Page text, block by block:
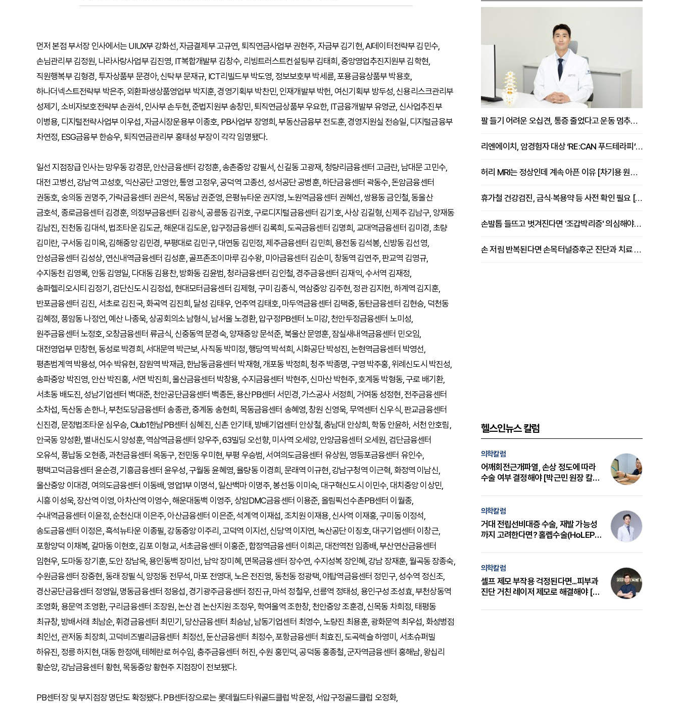
먼저 본점 부서장 인사에서는 UIUX부 강화선, 자금결제부 고규연, 퇴직연금사업부 권현주, 자금부 김기현, AI데이터전략부 김민수,
손님관리부 김정원, 나라사랑사업부 김진영, IT복합개발부 김창수, 리빙트러스트컨설팅부 김태희, 중앙영업추진지원부 김학현,
직원행복부 김형경, 투자상품부 문경아, 신탁부 문재규, ICT리빌드부 박도영, 정보보호부 박세륜, 포용금융상품부 박용호,
하나더넥스트전략부 박은주, 외환파생상품영업부 박지훈, 경영기획부 박찬민, 인재개발부 박헌, 여신기획부 방두성, 신용리스크관리부
성제기, 소비자보호전략부 손권석, 인사부 손두현, 준법지원부 송창민, 퇴직연금상품부 우요한, IT금융개발부 유영균, 신사업추진부
이병용, 디지털전략사업부 이우섭, 자금시장운용부 이종호, PB사업부 장영희, 부동산금융부 전도훈, 경영지원실 전승일, 디지털금융부
차연정, ESG금융부 한승우, 퇴직연금관리부 홍태성 부장이 각각 임명됐다.
일선 지점장급 인사는 망우동 강경문, 안산금융센터 강정훈, 송촌중앙 강필서, 신길동 고광재, 청량리금융센터 고금란, 남대문 고민수,
대전 고병선, 강남역 고성호, 익산공단 고영안, 통영 고정우, 공덕역 고종선, 성서공단 공병훈, 하단금융센터 곽동수, 돈암금융센터
권동호, 숭의동 권명주, 가락금융센터 권은석, 목동남 권준영, 은평뉴타운 권지영, 노원역금융센터 권혜선, 쌍용동 금인철, 동울산
금호석, 종로금융센터 김경훈, 의정부금융센터 김광식, 공릉동 김귀호, 구로디지털금융센터 김기호, 사상 김길형, 신제주 김남구, 양재동
김남진, 진천동 김대석, 법조타운 김도균, 해운대 김도운, 압구정금융센터 김록희, 도곡금융센터 김명희, 교대역금융센터 김미경, 초량
김미란, 구서동 김미옥, 김해중앙 김민경, 부평대로 김민구, 대연동 김민정, 제주금융센터 김민희, 용전동 김석봉, 신방동 김선영,
안성금융센터 김성상, 연신내역금융센터 김성훈, 골프존조이마루 김수왕, 미아금융센터 김순미, 창동역 김연주, 판교역 김영규,
수지동천 김영록, 안동 김영일, 다대동 김용찬, 방화동 김윤범, 청라금융센터 김인철, 경주금융센터 김재익, 수서역 김재정,
송파헬리오시티 김정기, 검단신도시 김정섭, 현대모터금융센터 김제형, 구미 김종식, 역삼중앙 김주현, 정관 김지헌, 하계역 김지훈,
반포금융센터 김진, 서초로 김진국, 화곡역 김진희, 달성 김태우, 언주역 김태호, 마두역금융센터 김택중, 동탄금융센터 김현승, 덕천동
김혜정, 풍암동 나정언, 예산 나종욱, 상공회의소 남형식, 남서울 노경환, 압구정PB센터 노미강, 천안두정금융센터 노미성,
원주금융센터 노정호, 오창금융센터 류금식, 신중동역 문경숙, 양재중앙 문석준, 북울산 문영훈, 잠실새내역금융센터 민오임,
대전영업부 민창현, 동성로 박경희, 서대문역 박근보, 사직동 박미정, 행당역 박석희, 시화공단 박성진, 논현역금융센터 박영선,
평촌범계역 박용성, 여수 박유현, 잠원역 박재금, 한남동금융센터 박재형, 개포동 박정희, 청주 박종명, 구영 박주홍, 위례신도시 박진성,
송파중앙 박진영, 안산 박진홍, 서면 박진희, 울산금융센터 박창용, 수지금융센터 박현주, 신마산 박현주, 호계동 박형동, 구로 배기환,
서초동 배도진, 성남기업센터 백대준, 천안공단금융센터 백종돈, 용산PB센터 서민경, 가스공사 서정희, 거여동 성정현, 전주금융센터
소차섭, 독산동 손한나, 부천도당금융센터 송종관, 중계동 송현희, 목동금융센터 송혜영, 창원 신영욱, 무역센터 신우식, 판교금융센터
신진경, 문정법조타운 심우승, Club1한남PB센터 심혜진, 신촌 안기태, 방배기업센터 안상철, 충남대 안상희, 학동 안윤하, 서천 안호림,
안국동 양성환, 별내신도시 양성훈, 역삼역금융센터 양우주, 63빌딩 오선향, 미사역 오세양, 안양금융센터 오세원, 검단금융센터
오유석, 풍납동 오현종, 과천금융센터 옥동구, 전민동 우미현, 부평 우승범, 서여의도금융센터 유상원, 영등포금융센터 유인수,
평택고덕금융센터 윤순경, 기흥금융센터 윤우성, 구월동 윤혜영, 율량동 이경희, 문래역 이규현, 강남구청역 이근혁, 화정역 이남신,
울산중앙 이대경, 여의도금융센터 이동배, 영업1부 이명석, 일산백마 이명주, 봉선동 이미숙, 대구혁신도시 이민수, 대치중앙 이상민,
시흥 이성욱, 장산역 이영, 아차산역 이영수, 해운대동백 이영주, 상암DMC금융센터 이용준, 올림픽선수촌PB센터 이월종,
수내역금융센터 이윤정, 순천신대 이은주, 아산금융센터 이은준, 석계역 이재섭, 조치원 이재용, 신사역 이재홍, 구미동 이정석,
송도금융센터 이정은, 흑석뉴타운 이종필, 강동중앙 이주리, 고덕역 이지선, 신당역 이지연, 녹산공단 이징호, 대구기업센터 이창근,
포항양덕 이채복, 갈마동 이현호, 김포 이형교, 서초금융센터 이홍준, 합정역금융센터 이희곤, 대전역전 임종배, 부산연산금융센터
임현우, 도마동 장기훈, 도안 장남옥, 용인동백 장미선, 남악 장미혜, 면목금융센터 장수연, 수지성복 장인혜, 강남 장재훈, 월곡동 장종숙,
수원금융센터 장중현, 동래 장필식, 양정동 전무석, 마포 전영대, 노은 전진영, 동천동 정광택, 야탑역금융센터 정민구, 성수역 정신조,
경산공단금융센터 정영일, 명동금융센터 정응섭, 경기광주금융센터 정진규, 마석 정철우, 선릉역 정태성, 용인구성 조성효, 부천상동역
조영화, 용문역 조영환, 구리금융센터 조장원, 논산 겸 논산지원 조정우, 학여울역 조한창, 천안중앙 조훈경, 신목동 차희정, 태평동
최규창, 방배서래 최남순, 휘경금융센터 최민기, 당산금융센터 최승남, 남동기업센터 최영수, 노량진 최용훈, 광화문역 최우섭, 화성병점
최인선, 관저동 최장희, 고덕비즈밸리금융센터 최정선, 둔산금융센터 최정수, 포항금융센터 최효진, 도곡렉슬 하영미, 서초슈퍼빌
하유진, 정릉 하지현, 대동 한정애, 테헤란로 허수임, 충주금융센터 허진, 수원 홍민덕, 공덕동 홍종철, 군자역금융센터 홍해남, 왕십리
황순양, 강남금융센터 황현, 목동중앙 황현주 지점장이 전보됐다.
PB센터장 및 부지점장 명단도 확정됐다. PB센터장으로는 롯데월드타워골드클럽 박운정, 서압구정골드클럽 오정화,
팔 들기 어려운 오십견, 통증 줄었다고 운동 멈추면 안 되는 이유 [이병욱 원장 칼럼]
리엔에이치, 암경험자 대상 ‘RE:CAN 푸드테라피’ 운영
허리 MRI는 정상인데 계속 아픈 이유 [차기용 원장 칼럼]
휴가철 건강검진, 금식·복용약 등 사전 확인 필요 [정도감 원장 칼럼]
손발톱 들뜨고 벗겨진다면 '조갑박리증' 의심해야 [김철윤 원장 칼럼]
손 저림 반복된다면 손목터널증후군 진단과 치료 시기 살펴야 [김동현 원장 칼럼]
헬스인뉴스 칼럼
의학칼럼
어깨회전근개파열, 손상 정도에 따라
수술 여부 결정해야 [박근민 원장 칼
의학칼럼
거대 전립선비대증 수술, 재발 가능성
까지 고려한다면? 홀렙수술(HoLEP)
의학칼럼
셀프 제모 부작용 걱정된다면...피부과
진단 거친 레이저 제모로 해결해야 [변